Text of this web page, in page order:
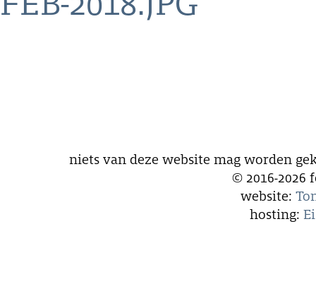
niets van deze website mag worden
© 2016-2026
website:
hosting: